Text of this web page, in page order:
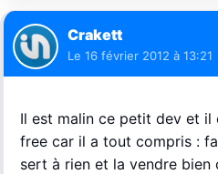
Crakett
Le 16 février 2012 à 13:21
Il est malin ce petit dev et il
free car il a tout compris :
sert à rien et la vendre bien